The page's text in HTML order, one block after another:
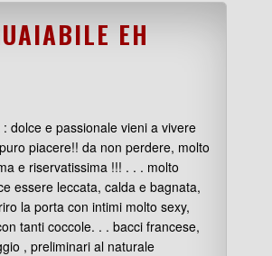
EH
dolce e passionale vieni a vivere
piacere!! da non perdere, molto
e riservatissima !!! . . . molto
essere leccata, calda e bagnata,
la porta con intimi molto sexy,
tanti coccole. . . bacci francese,
, preliminari al naturale